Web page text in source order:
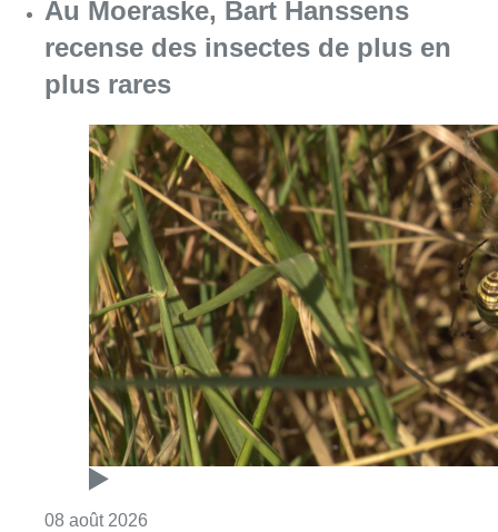
Au Moeraske, Bart Hanssens
recense des insectes de plus en
plus rares
08 août 2026